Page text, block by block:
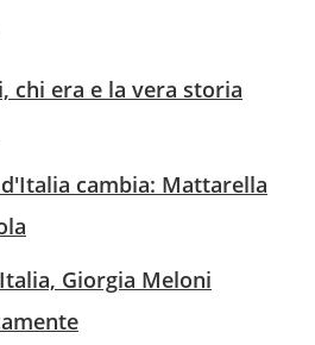
chi era e la vera storia
cambia: Mattarella
Giorgia Meloni